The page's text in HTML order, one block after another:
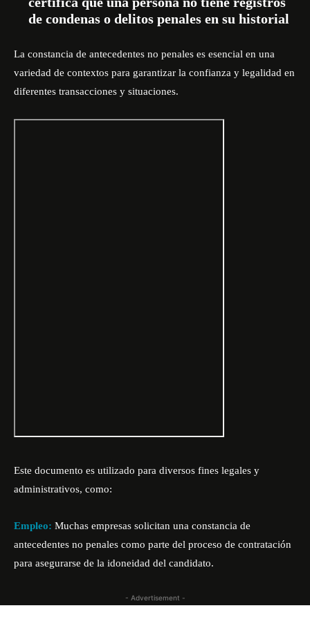
de condenas o delitos penales en su historial
La constancia de antecedentes no penales es esencial en una
variedad de contextos para garantizar la confianza y legalidad en
diferentes transacciones y situaciones.
Este documento es utilizado para diversos fines legales y
administrativos, como:
Empleo: Muchas empresas solicitan una constancia de
antecedentes no penales como parte del proceso de contratación
para asegurarse de la idoneidad del candidato.
- Advertisement -